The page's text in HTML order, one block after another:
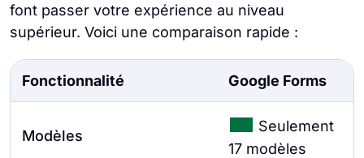
font passer votre expérience au niveau
supérieur. Voici une comparaison rapide :
Fonctionnalité Google Forms
Modèles
Seulement
17 modèles